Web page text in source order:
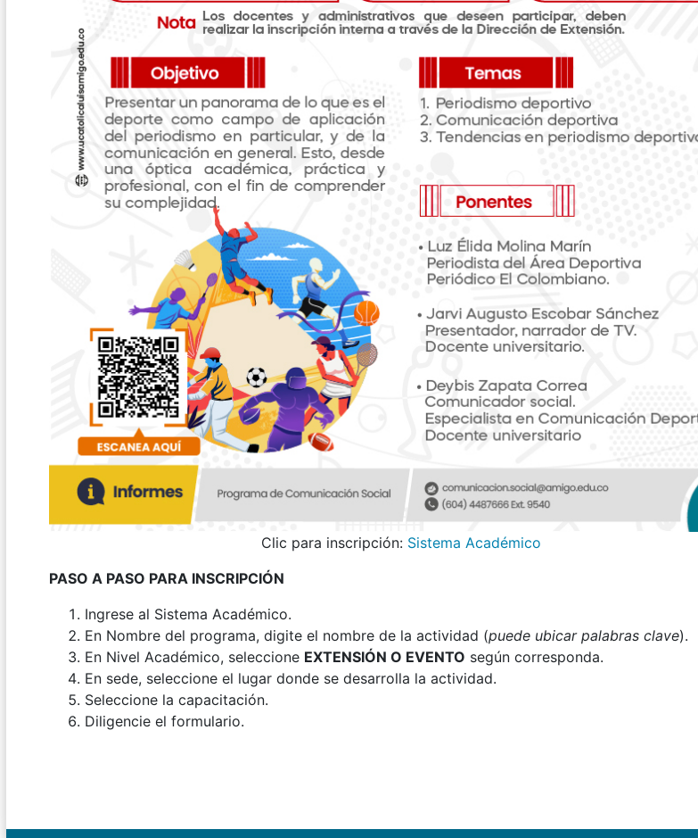
Clic para inscripción: Sistema Académico
PASO A PASO PARA INSCRIPCIÓN
Ingrese al Sistema Académico.
En Nombre del programa, digite el nombre de la actividad (puede ubicar palabras clave).
En Nivel Académico, seleccione EXTENSIÓN O EVENTO según corresponda.
En sede, seleccione el lugar donde se desarrolla la actividad.
Seleccione la capacitación.
Diligencie el formulario.